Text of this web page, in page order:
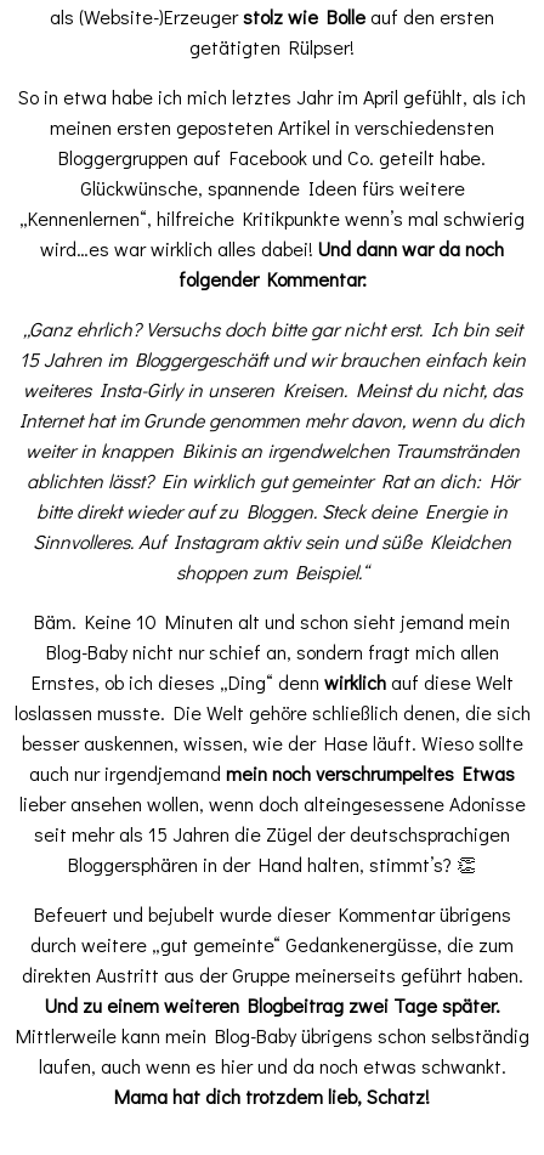
als (Website-)Erzeugerstolz wie Bolle auf den ersten
getätigten Rülpser!
So in etwa habe ich mich letztes Jahr im April gefühlt, als ich
meinen ersten geposteten Artikel in verschiedensten
Bloggergruppen auf Facebook und Co. geteilt habe.
Glückwünsche, spannende Ideen fürs weitere
„Kennenlernen“, hilfreiche Kritikpunkte wenn’s mal schwierig
wird…es war wirklich alles dabei! Und dann war da noch
folgender Kommentar:
„Ganz ehrlich? Versuchs doch bitte gar nicht erst. Ich bin seit
15 Jahren im Bloggergeschäft und wir brauchen einfach kein
weiteres Insta-Girly in unseren Kreisen. Meinst du nicht, das
Internet hat im Grunde genommen mehr davon, wenn du dich
weiter in knappen Bikinis an irgendwelchen Traumstränden
ablichten lässt? Ein wirklich gut gemeinter Rat an dich: Hör
bitte direkt wieder auf zu Bloggen. Steck deine Energie in
Sinnvolleres. Auf Instagram aktiv sein und süße Kleidchen
shoppen zum Beispiel.“
Bäm. Keine 10 Minuten alt und schon sieht jemand mein
Blog-Baby nicht nur schief an, sondern fragt mich allen
Ernstes, ob ich dieses „Ding“ denn wirklichauf diese Welt
loslassen musste. Die Welt gehöre schließlich denen, die sich
besser auskennen, wissen, wie der Hase läuft. Wieso sollte
auch nur irgendjemand mein noch verschrumpeltes Etwas
lieber ansehen wollen, wenn doch alteingesessene Adonisse
seit mehr als 15 Jahren die Zügel der deutschsprachigen
Bloggersphären in der Hand halten, stimmt’s? 👏
Befeuert und bejubelt wurde dieser Kommentar übrigens
durch weitere „gut gemeinte“ Gedankenergüsse, die zum
direkten Austritt aus der Gruppe meinerseits geführt haben.
Und zu einem weiteren Blogbeitrag zwei Tage später.
Mittlerweile kann mein Blog-Baby übrigens schon selbständig
laufen, auch wenn es hier und da noch etwas schwankt.
Mama hat dich trotzdem lieb, Schatz!